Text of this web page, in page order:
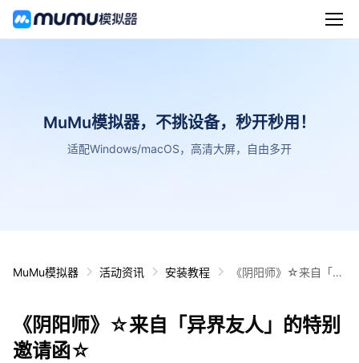
MuMu模拟器，不挑设备，秒开秒用！
适配Windows/macOS，高清大屏，自由多开
MuMu模拟器 活动资讯 安装教程
《阴阳师》☆来自「异
《阴阳师》☆来自「异界友人」的特别
邀请函☆